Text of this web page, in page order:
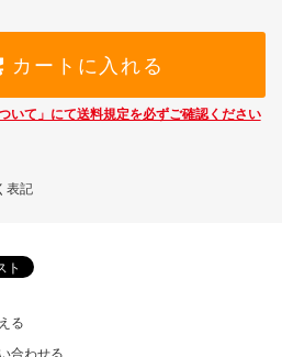
カートに入れる
いて」にて送料規定を必ずご確認ください
表記
る
合わせる